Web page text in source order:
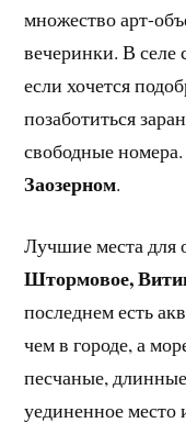
множество арт-
вечеринки. В селе
если хочется
позаботиться
свободные
Заозерном.
Лучшие места для
Штормовое,
последнем есть
чем в городе, а
песчаные,
уединенное место